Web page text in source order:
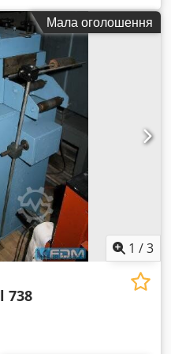
плити — 700 мм. Висота у
0,65 м, максимум 1,25
0,45 м, максимум 0,95
до 1,1 об/хв. Нахил до
ножної педалі з
конструкція. Djdpfxed Anz
Мала оголошення
1 /3
738